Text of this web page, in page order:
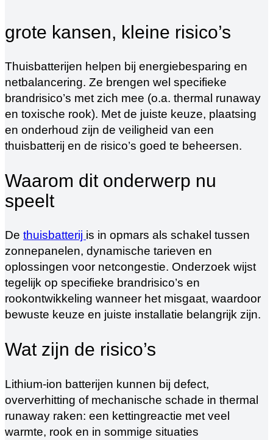
grote kansen, kleine risico’s
Thuisbatterijen helpen bij energiebesparing en
netbalancering. Ze brengen wel specifieke
brandrisico’s met zich mee (o.a. thermal runaway
en toxische rook). Met de juiste keuze, plaatsing
en onderhoud zijn de veiligheid van een
thuisbatterij en de risico’s goed te beheersen.
Waarom dit onderwerp nu
speelt
De thuisbatterij is in opmars als schakel tussen
zonnepanelen, dynamische tarieven en
oplossingen voor netcongestie. Onderzoek wijst
tegelijk op specifieke brandrisico’s en
rookontwikkeling wanneer het misgaat, waardoor
bewuste keuze en juiste installatie belangrijk zijn.
Wat zijn de risico’s
Lithium‑ion batterijen kunnen bij defect,
oververhitting of mechanische schade in thermal
runaway raken: een kettingreactie met veel
warmte, rook en in sommige situaties